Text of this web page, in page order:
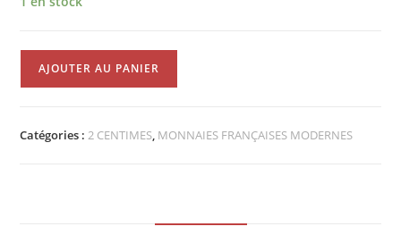
AJOUTER AU PANIER
Catégories :2 CENTIMES, MONNAIES FRANÇAISES MODERNES